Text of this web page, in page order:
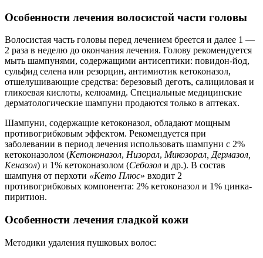
Особенности лечения волосистой части головы
Волосистая часть головы перед лечением бреется и далее 1 —
2 раза в неделю до окончания лечения. Голову рекомендуется
мыть шампунями, содержащими антисептики: повидон-йод,
сульфид селена или резорцин, антимиотик кетоконазол,
отшелушивающие средства: березовый деготь, салициловая и
гликоевая кислоты, келюамид. Специальные медицинские
дерматологические шампуни продаются только в аптеках.
Шампуни, содержащие кетоконазол, обладают мощным
противогрибковым эффектом. Рекомендуется при
заболевании в период лечения использовать шампуни с 2%
кетоконазолом (Кетоконазол, Низорал, Микозорал, Дермазол,
Кеназол) и 1% кетоконазолом (Себозол и др.). В состав
шампуня от перхоти «Кето Плюс» входит 2
противогрибковых компонента: 2% кетоконазол и 1% цинка-
пиритион.
Особенности лечения гладкой кожи
Методики удаления пушковых волос: